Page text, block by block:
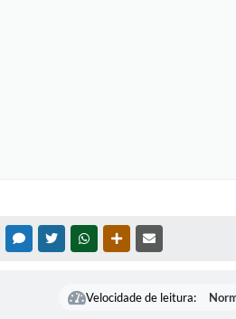
FACEBOOKMESSENGER
TWITTERWHATSAPPOUTRAS MÍDIAS
Velocidade de leitura: